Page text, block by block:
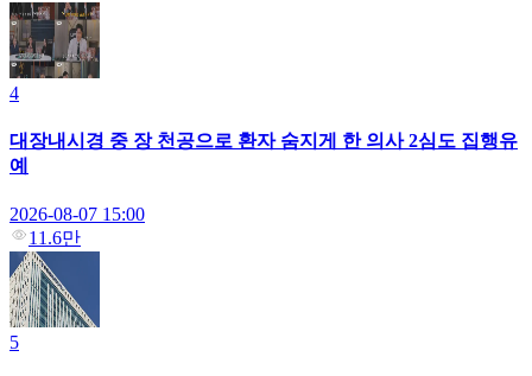
4
대장내시경 중 장 천공으로 환자 숨지게 한 의사 2심도 집행유
예
2026-08-07 15:00
11.6만
5